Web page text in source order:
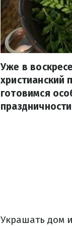
Уже в
христианский
готовимся
Украшать дом